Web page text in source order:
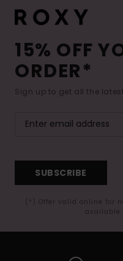
15% OFF
ORDER*
Sign up to get all the
SUBSCRIBE
(*) Offer valid online for
available